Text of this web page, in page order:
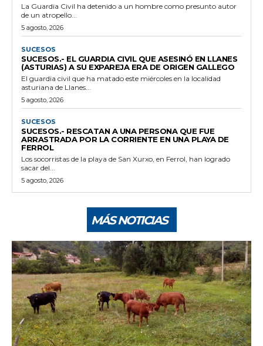
La Guardia Civil ha detenido a un hombre como presunto autor
de un atropello...
5 agosto, 2026
SUCESOS
SUCESOS.- EL GUARDIA CIVIL QUE ASESINÓ EN LLANES
(ASTURIAS) A SU EXPAREJA ERA DE ORIGEN GALLEGO
El guardia civil que ha matado este miércoles en la localidad
asturiana de Llanes...
5 agosto, 2026
SUCESOS
SUCESOS.- RESCATAN A UNA PERSONA QUE FUE
ARRASTRADA POR LA CORRIENTE EN UNA PLAYA DE
FERROL
Los socorristas de la playa de San Xurxo, en Ferrol, han logrado
sacar del...
5 agosto, 2026
MÁS NOTICIAS